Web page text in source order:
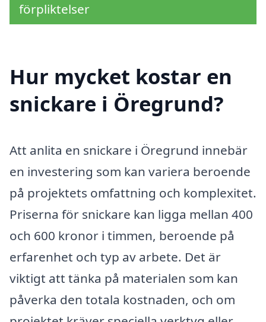
förpliktelser
Hur mycket kostar en
snickare i Öregrund?
Att anlita en snickare i Öregrund innebär
en investering som kan variera beroende
på projektets omfattning och komplexitet.
Priserna för snickare kan ligga mellan 400
och 600 kronor i timmen, beroende på
erfarenhet och typ av arbete. Det är
viktigt att tänka på materialen som kan
påverka den totala kostnaden, och om